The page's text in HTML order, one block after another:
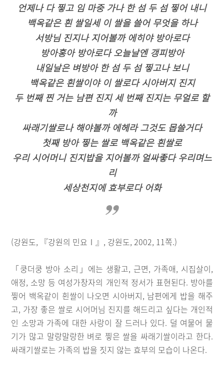
언제나 다 찧고 임 마중 가나 한 섬 두 섬 찧어 내니
백옥같은 흰 쌀일세 이 쌀을 쓸어 무엇을 하나
서방님 진지나 지어볼까 에히야 방아로다
방아홍아 방아로다 오늘날엔 갱피방아
내일날은 벼방아 한 섬 두 섬 찧고나 보니
백옥같은 흰쌀이야 이 쌀로다 시아버지 진지
두 번째 찐 거는 남편 진지 세 번째 진지는 무얼로 할
까
싸래기쌀로나 해야볼까 에헤라 그것도 몹쓸거다
첫째 방아 찧는 쌀로 백옥같은 흰쌀로
우리 시어머니 진지밥을 지어볼까 얼싸좋다 우리며느
리
세상천지에 효부로다 어화
(강원도, 『강원의 민요Ⅰ』, 강원도, 2002, 11쪽.)
「쿵더쿵 방아 소리」에는 생활고, 근면, 가족애, 시집살이,
애정, 소망 등 여성가창자의 개인적 정서가 표현된다. 방아를
찧어 백옥같이 흰쌀이 나오면 시아버지, 남편에게 밥을 해주
고, 가장 좋은 쌀로 시어머님 진지를 해드리고 싶다는 개인적
인 소망과 가족에 대한 사랑이 잘 드러나 있다. 덜 여물어 물
기가 많고 말랑말랑한 벼로 찧은 쌀을 싸래기쌀이라고 한다.
싸래기쌀로는 가족의 밥을 짓지 않는 효부의 모습이 나온다.